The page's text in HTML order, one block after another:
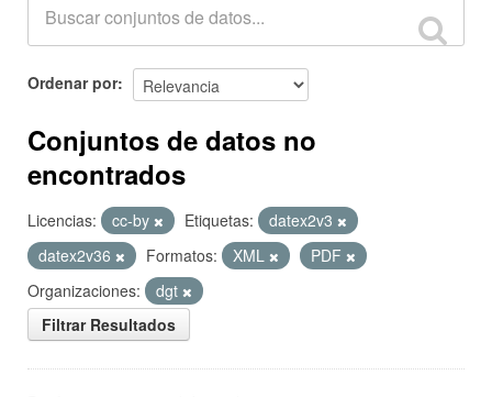
Ordenar por
Conjuntos de datos no
encontrados
Licencias: cc-by Etiquetas:
datex2v3
datex2v36
Formatos: XML
PDF
Organizaciones:
dgt
Filtrar Resultados